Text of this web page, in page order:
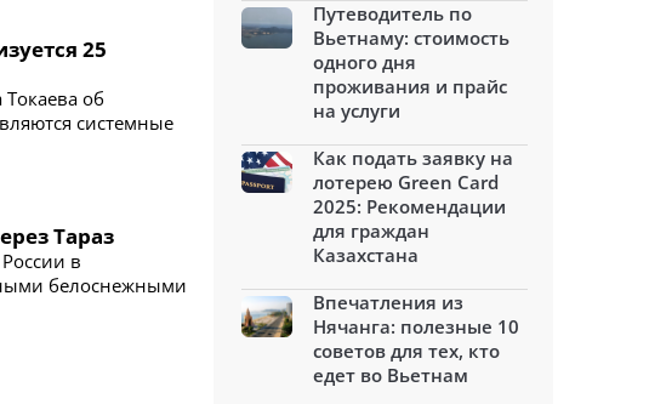
25
об
системные
Тараз
в
белоснежными
Путеводитель по
Вьетнаму: стоимость
одного дня
проживания и прайс
на услуги
Как подать заявку на
лотерею Green Card
2025: Рекомендации
для граждан
Казахстана
Впечатления из
Нячанга: полезные 10
советов для тех, кто
едет во Вьетнам